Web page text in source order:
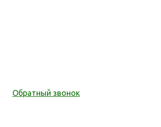
Обратный звонок